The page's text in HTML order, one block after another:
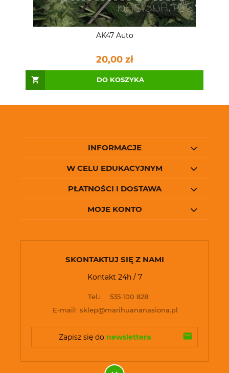
AK47 Auto
20,00 zł
DO KOSZYKA
INFORMACJE
W CELU EDUKACYJNYM
PŁATNOŚCI I DOSTAWA
MOJE KONTO
SKONTAKTUJ SIĘ Z NAMI
Kontakt 24h / 7
Tel.:
535 100 828
E-mail: sklep@marihuananasiona.pl
Zapisz się do newslettera